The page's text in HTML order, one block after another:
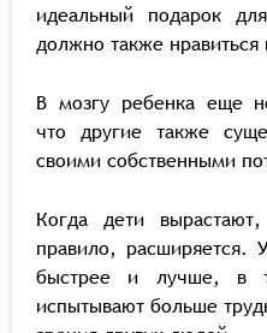
идеальный подарок
должно также нравиться
В мозгу ребенка еще
что другие также
своими собственными
Когда дети
правило, расширяется.
быстрее и лучше, в
испытывают больше